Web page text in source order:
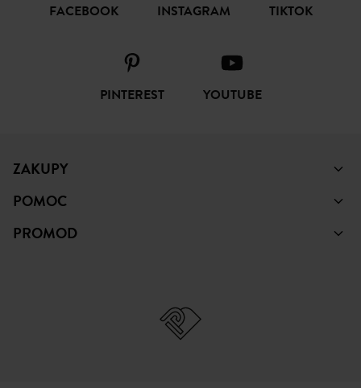
FACEBOOK INSTAGRAM TIKTOK
PINTEREST YOUTUBE
ZAKUPY
POMOC
PROMOD